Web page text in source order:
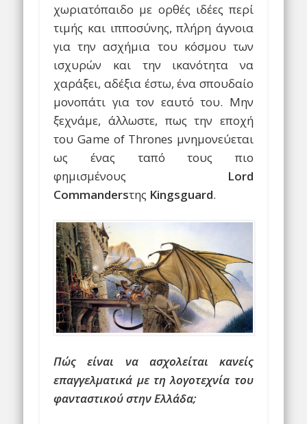
χωριατόπαιδο με ορθές ιδέες περί
τιμής και ιπποσύνης, πλήρη άγνοια
για την ασχήμια του κόσμου των
ισχυρών και την ικανότητα να
χαράξει, αδέξια έστω, ένα σπουδαίο
μονοπάτι για τον εαυτό του. Μην
ξεχνάμε, άλλωστε, πως την εποχή
του Game of Thrones μνημονεύεται
ως ένας ταπό τους πιο
φημισμένους Lord
Commandersτης Kingsguard.
Πώς είναι να ασχολείται κανείς
επαγγελματικά με τη λογοτεχνία του
φανταστικού στην Ελλάδα;